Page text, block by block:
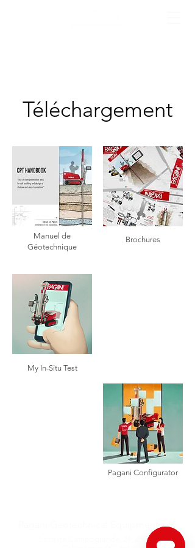
Téléchargement
Manuel de
Géotechnique
Brochures
My In-Situ Test
Pagani Configurator
Pagani Geotechnical Equipment s.r.l.
29010